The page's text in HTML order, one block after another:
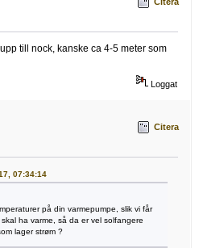
till nock, kanske ca 4-5 meter som
Loggat
Citera
07:34:14
på din varmepumpe, slik vi får
ha varme, så da er vel solfangere
lager strøm ?